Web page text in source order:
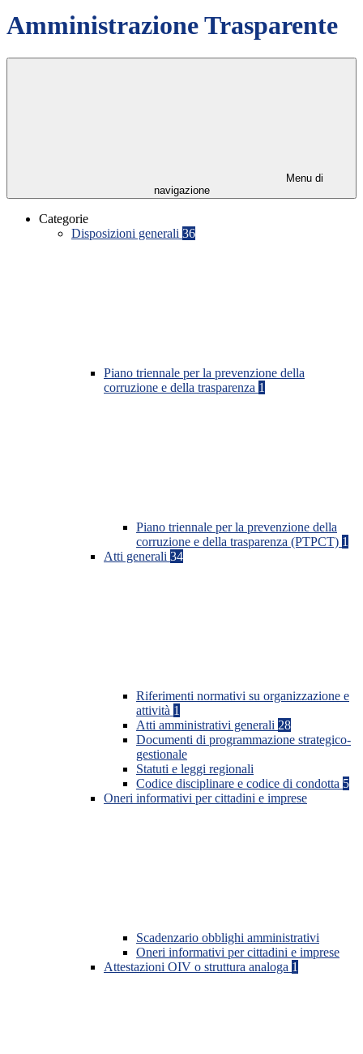
Amministrazione Trasparente
Menu di
navigazione
Categorie
Disposizioni generali 36
Piano triennale per la prevenzione della
corruzione e della trasparenza 1
Piano triennale per la prevenzione della
corruzione e della trasparenza (PTPCT) 1
Atti generali 34
Riferimenti normativi su organizzazione e
attività 1
Atti amministrativi generali 28
Documenti di programmazione strategico-
gestionale
Statuti e leggi regionali
Codice disciplinare e codice di condotta 5
Oneri informativi per cittadini e imprese
Scadenzario obblighi amministrativi
Oneri informativi per cittadini e imprese
Attestazioni OIV o struttura analoga 1